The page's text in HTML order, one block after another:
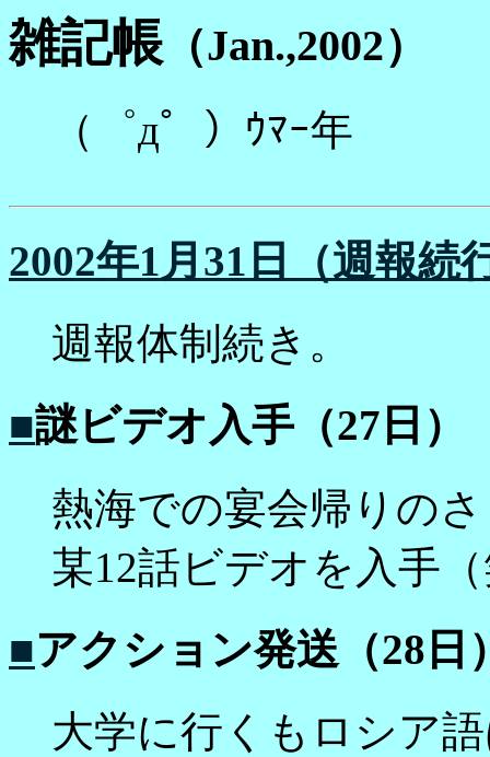
雑記帳 （Jan.,2002）
（゜д゜）ｳﾏｰ年
2002年1月31日（週報続
週報体制続き。
■謎ビデオ入手（27日）
熱海での宴会帰りの
某12話ビデオを入手
■アクション発送（28日
大学に行くもロシア